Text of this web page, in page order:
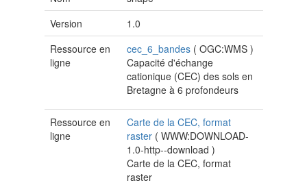
Version
1.0
Ressource en
ligne
cec_6_bandes ( OGC:WMS )
Capacité d'échange
cationique (CEC) des sols en
Bretagne à 6 profondeurs
Ressource en
ligne
Carte de la CEC, format
raster ( WWW:DOWNLOAD-
1.0-http--download )
Carte de la CEC, format
raster